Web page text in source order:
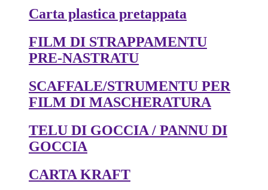
Carta plastica pretappata
FILM DI STRAPPAMENTU
PRE-NASTRATU
SCAFFALE/STRUMENTU PER
FILM DI MASCHERATURA
TELU DI GOCCIA / PANNU DI
GOCCIA
CARTA KRAFT